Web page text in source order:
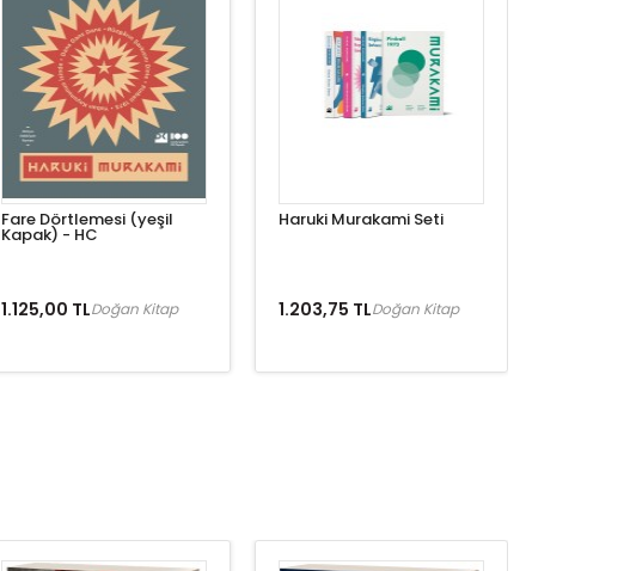
Fare Dörtlemesi (yeşil
Kapak) - HC
1.125,00 TLDoğan Kitap
Haruki Murakami Seti
1.203,75 TLDoğan Kitap